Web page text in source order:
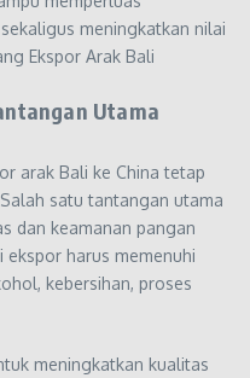
meningkatkan nilai
Ekspor Arak Bali
Utama
arak Bali ke China tetap
satu tantangan utama
dan keamanan pangan
harus memenuhi
kebersihan, proses
meningkatkan kualitas